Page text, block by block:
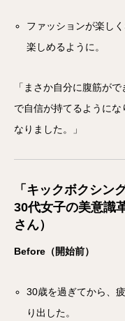
ファッションが楽し
楽しめるように。
「まさか自分に腹筋が
で自信が持てるように
なりました。」
「キックボクシン
30代女子の美意識
さん）
Before（開始前）
30歳を過ぎてから、
り出した。